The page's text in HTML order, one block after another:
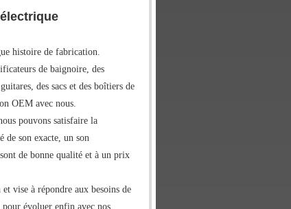
histoire de fabrication.
de baignoire, des
des sacs et des boîtiers de
OEM avec nous.
pouvons satisfaire la
de son exacte, un son
de bonne qualité et à un prix
vise à répondre aux besoins de
évoluer enfin avec nos